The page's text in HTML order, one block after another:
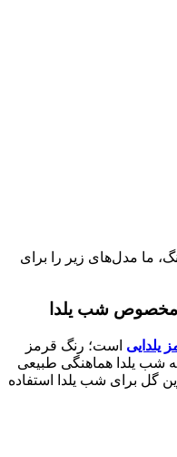
ما مدل‌های زیر را برای
یلدایی است؛ رنگ قرمز
شب یلدا هماهنگی طبیعی
گل برای شب یلدا استفاده